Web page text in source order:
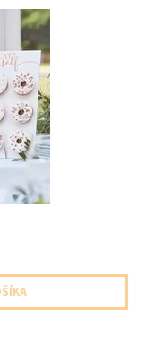
v baleni velkost